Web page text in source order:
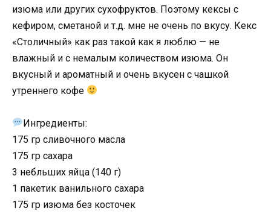
изюма или других сухофруктов. Поэтому кексы с
кефиром, сметаной и т.д. мне не очень по вкусу. Кекс
«Столичный» как раз такой как я люблю — не
влажный и с немалым количеством изюма. Он
вкусный и ароматный и очень вкусен с чашкой
утреннего кофе
Ингредиенты:
175 гр сливочного масла
175 гр сахара
3 небльших яйца (140 г)
1 пакетик ванильного сахара
175 гр изюма без косточек